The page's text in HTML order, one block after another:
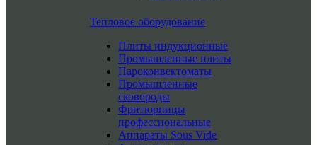
Тепловое оборудование
Плиты индукционные
Промышленные плиты
Пароконвектоматы
Промышленные
сковороды
Фритюрницы
профессиональные
Аппараты Sous Vide